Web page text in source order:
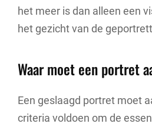
het meer is dan alleen een
het gezicht van de
Waar moet een portret
Een geslaagd portret moet
criteria voldoen om de